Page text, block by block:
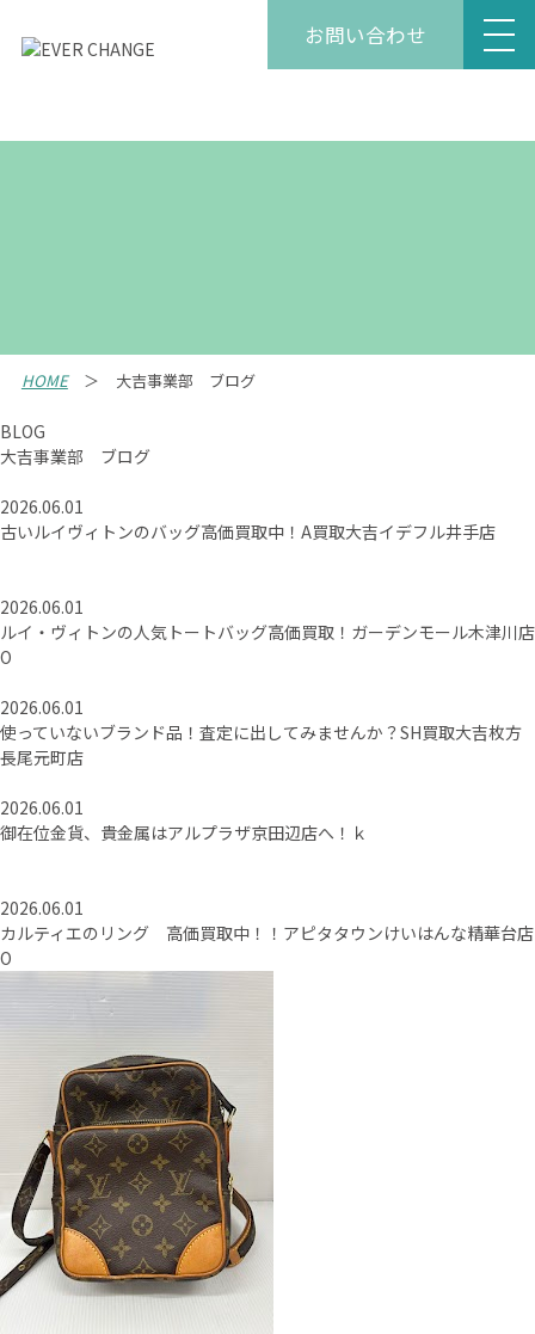
お問い合わせ
HOME 大吉事業部 ブログ
BLOG
大吉事業部 ブログ
2026.06.01
古いルイヴィトンのバッグ高価買取中！A買取大吉イデフル井手店
2026.06.01
ルイ・ヴィトンの人気トートバッグ高価買取！ガーデンモール木津川店
O
2026.06.01
使っていないブランド品！査定に出してみませんか？SH買取大吉枚方
長尾元町店
2026.06.01
御在位金貨、貴金属はアルプラザ京田辺店へ！ｋ
2026.06.01
カルティエのリング 高価買取中！！アピタタウンけいはんな精華台店
O